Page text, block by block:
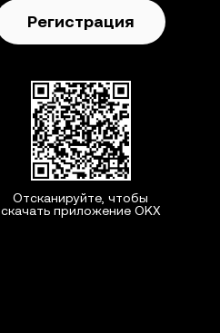
Регистрация
Отсканируйте, чтобы
скачать приложение OKX